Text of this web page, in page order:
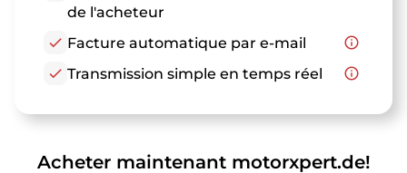
de l'acheteur
check Facture automatique par e-mail
info_outline
check Transmission simple en temps réel info_outline
Acheter maintenant motorxpert.de!